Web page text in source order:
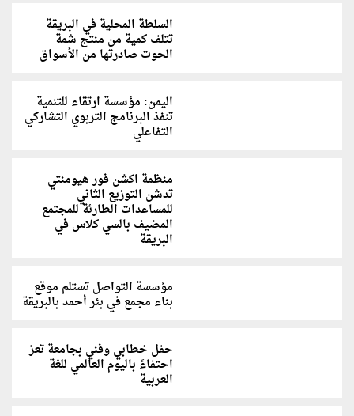
السلطة المحلية في البريقة
تتلف كمية من منتج شمة
الحوت صادرتها من الأسواق
اليمن: مؤسسة ارتقاء للتنمية
تنفذ البرنامج التربوي التشاركي
التفاعلي
منظمة اكشن فور هيومنتي
تدشن التوزيع الثاني
للمساعدات الطارئة للمجتمع
المضيف بالسي كلاس في
البريقة
مؤسسة التواصل تستلم موقع
بناء مجمع في بئر أحمد بالبريقة
حفل خطابي وفني بجامعة تعز
احتفاءً باليوم العالمي للغة
العربية